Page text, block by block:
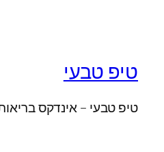
טיפ טבעי
טיפ טבעי – אינדקס